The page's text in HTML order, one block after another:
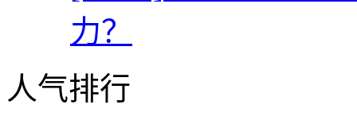
力？
人气排行